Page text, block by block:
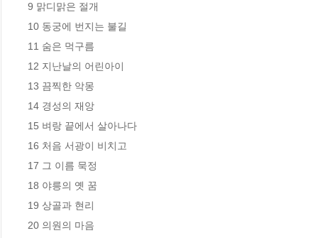
9 맑디맑은 절개
10 동궁에 번지는 불길
11 숨은 먹구름
12 지난날의 어린아이
13 끔찍한 악몽
14 경성의 재앙
15 벼랑 끝에서 살아나다
16 처음 서광이 비치고
17 그 이름 묵정
18 야릉의 옛 꿈
19 상골과 현리
20 의원의 마음